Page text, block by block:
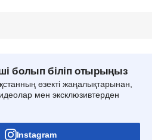
болып біліп отырыңыз
өзекті жаңалықтарынан,
мен эксклюзивтерден
Instagram